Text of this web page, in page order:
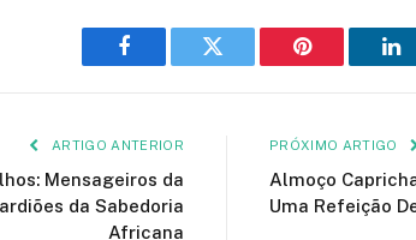
Facebook Twitter Pinterest
ARTIGO ANTERIOR
Mensageiros da
da Sabedoria
Africana
PRÓXIMO ARTIGO
Almoço
Uma Refeição